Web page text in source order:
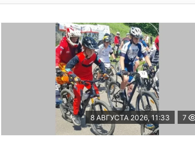
8 АВГУСТА 2026, 11:33 7